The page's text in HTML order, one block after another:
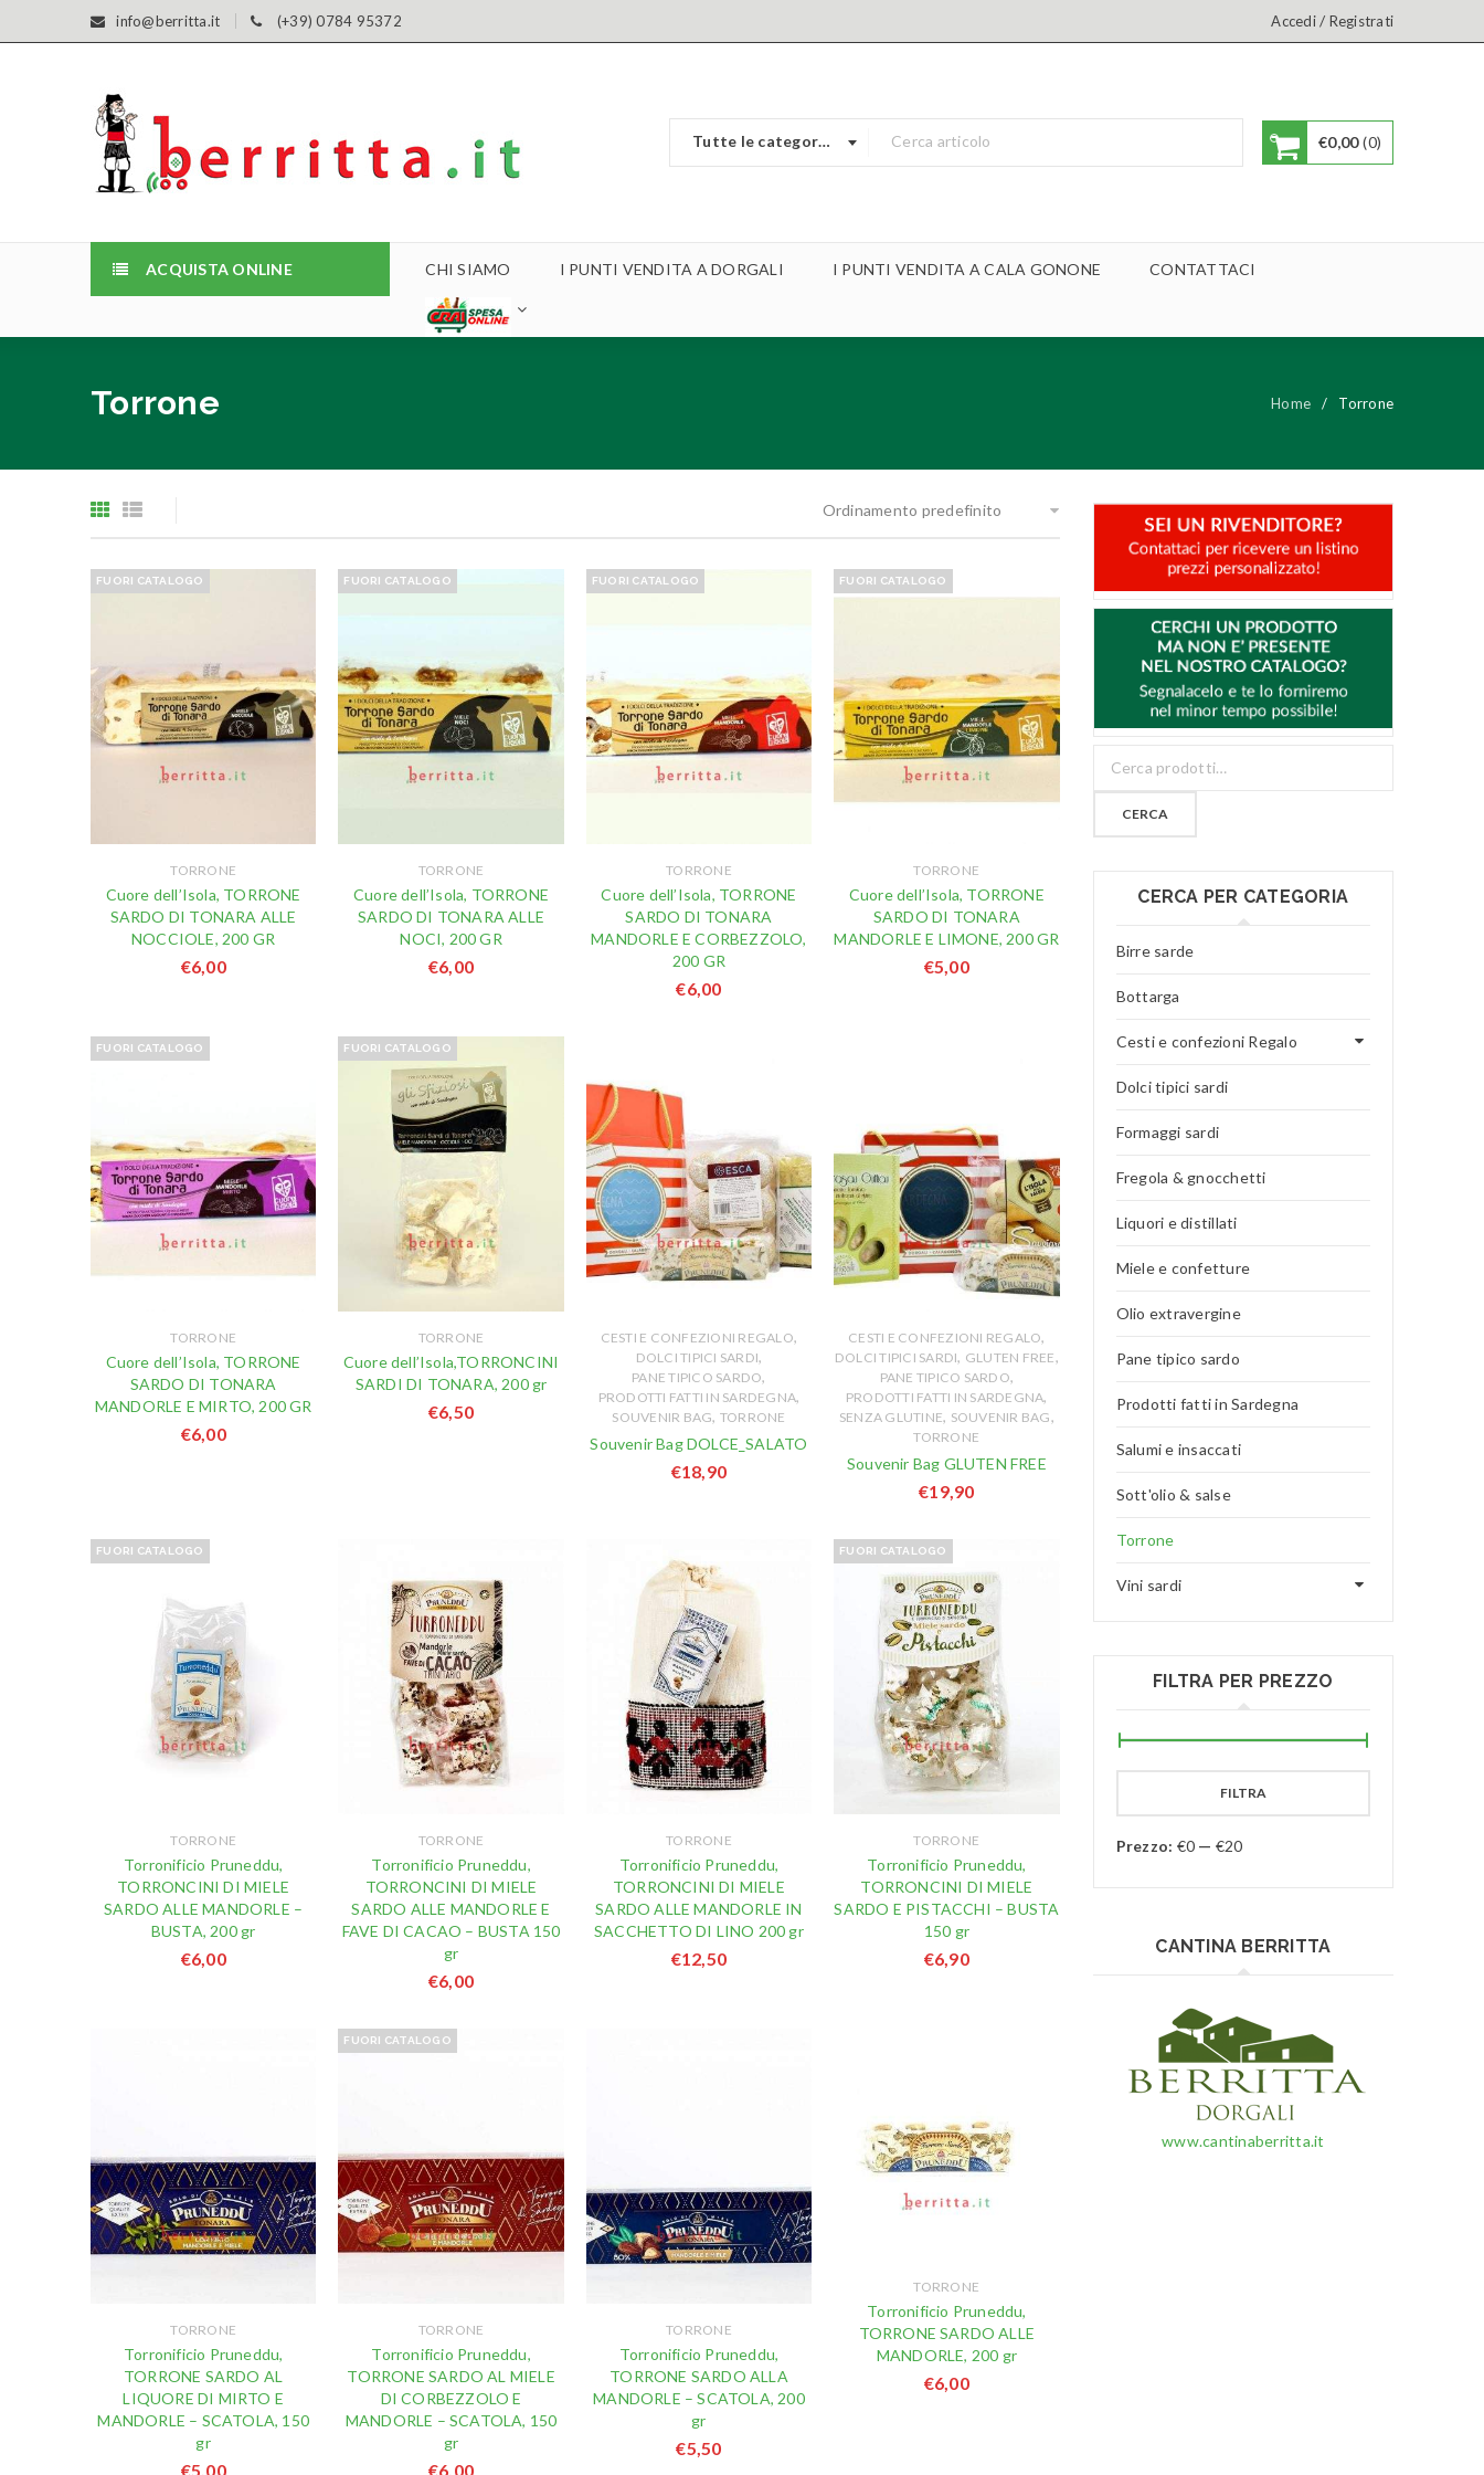
info@berritta.it (+39) 0784 95372 Accedi/ Registrati
Tutte le categorie €0,00 0
ACQUISTA ONLINE CHI SIAMO I PUNTI VENDITA A DORGALI I PUNTI VENDITA A CALA GONONE CONTATTACI
Torrone Home / Torrone
Ordinamento predefinito
FUORI CATALOGO
TORRONE
Cuore dell’Isola, TORRONE
SARDO DI TONARA ALLE
NOCCIOLE, 200 GR
€6,00
FUORI CATALOGO
TORRONE
Cuore dell’Isola, TORRONE
SARDO DI TONARA ALLE
NOCI, 200 GR
€6,00
FUORI CATALOGO
TORRONE
Cuore dell’Isola, TORRONE
SARDO DI TONARA
MANDORLE E CORBEZZOLO,
200 GR
€6,00
FUORI CATALOGO
TORRONE
Cuore dell’Isola, TORRONE
SARDO DI TONARA
MANDORLE E LIMONE, 200 GR
€5,00
FUORI CATALOGO
TORRONE
Cuore dell’Isola, TORRONE
SARDO DI TONARA
MANDORLE E MIRTO, 200 GR
€6,00
FUORI CATALOGO
TORRONE
Cuore dell’Isola,TORRONCINI
SARDI DI TONARA, 200 gr
€6,50
CESTI E CONFEZIONI REGALO,
DOLCI TIPICI SARDI,
PANE TIPICO SARDO,
PRODOTTI FATTI IN SARDEGNA,
SOUVENIR BAG, TORRONE
Souvenir Bag DOLCE_SALATO
€18,90
CESTI E CONFEZIONI REGALO,
DOLCI TIPICI SARDI, GLUTEN FREE,
PANE TIPICO SARDO,
PRODOTTI FATTI IN SARDEGNA,
SENZA GLUTINE, SOUVENIR BAG,
TORRONE
Souvenir Bag GLUTEN FREE
€19,90
FUORI CATALOGO
TORRONE
Torronificio Pruneddu,
TORRONCINI DI MIELE
SARDO ALLE MANDORLE –
BUSTA, 200 gr
€6,00
TORRONE
Torronificio Pruneddu,
TORRONCINI DI MIELE
SARDO ALLE MANDORLE E
FAVE DI CACAO – BUSTA 150
gr
€6,00
TORRONE
Torronificio Pruneddu,
TORRONCINI DI MIELE
SARDO ALLE MANDORLE IN
SACCHETTO DI LINO 200 gr
€12,50
FUORI CATALOGO
TORRONE
Torronificio Pruneddu,
TORRONCINI DI MIELE
SARDO E PISTACCHI – BUSTA
150 gr
€6,90
TORRONE
Torronificio Pruneddu,
TORRONE SARDO AL
LIQUORE DI MIRTO E
MANDORLE – SCATOLA, 150
gr
€5,00
FUORI CATALOGO
TORRONE
Torronificio Pruneddu,
TORRONE SARDO AL MIELE
DI CORBEZZOLO E
MANDORLE – SCATOLA, 150
gr
€6,00
TORRONE
Torronificio Pruneddu,
TORRONE SARDO ALLA
MANDORLE – SCATOLA, 200
gr
€5,50
TORRONE
Torronificio Pruneddu,
TORRONE SARDO ALLE
MANDORLE, 200 gr
€6,00
CERCA
CERCA PER CATEGORIA
Birre sarde
Bottarga
Cesti e confezioni Regalo
Dolci tipici sardi
Formaggi sardi
Fregola & gnocchetti
Liquori e distillati
Miele e confetture
Olio extravergine
Pane tipico sardo
Prodotti fatti in Sardegna
Salumi e insaccati
Sott'olio & salse
Torrone
Vini sardi
FILTRA PER PREZZO
FILTRA
Prezzo: €0 — €20
CANTINA BERRITTA
www.cantinaberritta.it